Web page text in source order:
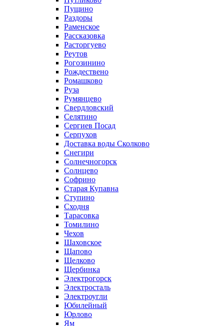
Пущино
Раздоры
Раменское
Рассказовка
Расторгуево
Реутов
Рогозинино
Рождествено
Ромашково
Руза
Румянцево
Свердловский
Селятино
Сергиев Посад
Серпухов
Доставка воды Сколково
Снегири
Солнечногорск
Солнцево
Софрино
Старая Купавна
Ступино
Сходня
Тарасовка
Томилино
Чехов
Шаховское
Щапово
Щелково
Щербинка
Электрогорск
Электросталь
Электроугли
Юбилейный
Юрлово
Ям